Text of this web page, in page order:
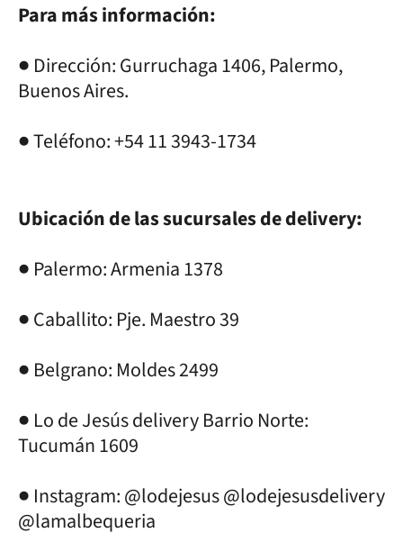
Para más información:
● Dirección: Gurruchaga 1406, Palermo,
Buenos Aires.
● Teléfono: +54 11 3943-1734
Ubicación de las sucursales de delivery:
● Palermo: Armenia 1378
● Caballito: Pje. Maestro 39
● Belgrano: Moldes 2499
● Lo de Jesús delivery Barrio Norte:
Tucumán 1609
● Instagram: @lodejesus @lodejesusdelivery
@lamalbequeria